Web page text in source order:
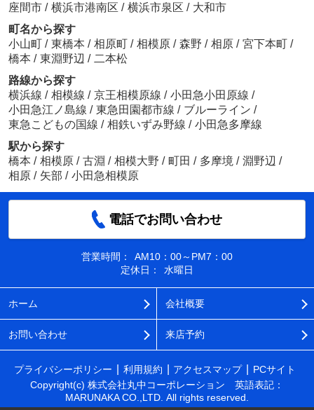
座間市 / 横浜市港南区 / 横浜市泉区 / 大和市
町名から探す
小山町 / 東橋本 / 相原町 / 相模原 / 森野 / 相原 / 宮下本町 /
橋本 / 東淵野辺 / 二本松
路線から探す
横浜線 / 相模線 / 京王相模原線 / 小田急小田原線 /
小田急江ノ島線 / 東急田園都市線 / ブルーライン /
東急こどもの国線 / 相鉄いずみ野線 / 小田急多摩線
駅から探す
橋本 / 相模原 / 古淵 / 相模大野 / 町田 / 多摩境 / 淵野辺 /
相原 / 矢部 / 小田急相模原
電話でお問い合わせ
営業時間：
AM10：00～PM7：00
定休日：
水曜日
ホーム 会社概要
お問い合わせ 来店予約
プライバシーポリシー 利用規約 アクセスマップ
PCサイト
Copyright(c) 株式会社丸中コーポレーション 英語表記：
MARUNAKA CO.,LTD. All rights reserved.